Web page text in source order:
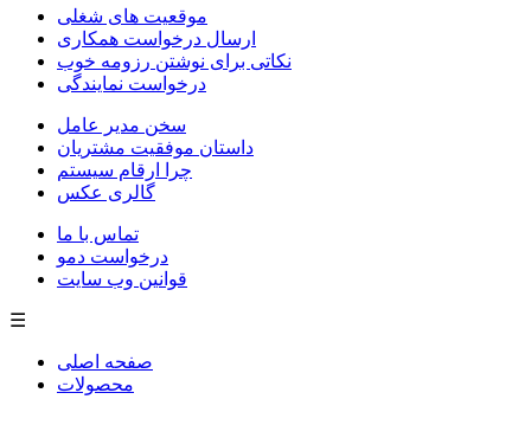
موقعیت های شغلی
ارسال درخواست همکاری
نکاتی برای نوشتن رزومه خوب
درخواست نمایندگی
سخن مدیر عامل
داستان موفقیت مشتریان
چرا ارقام سیستم
گالری عکس
تماس با ما
درخواست دمو
قوانین وب سایت
☰
صفحه اصلی
محصولات